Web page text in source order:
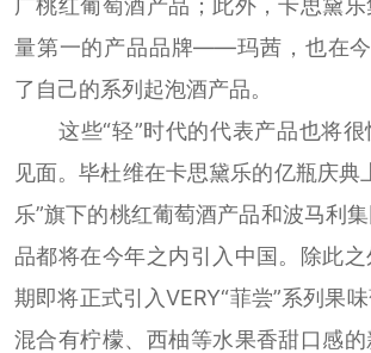
量第一的产品品牌——玛茜，也在
了自己的系列起泡酒产品。
这些“轻”时代的代表产品也将很
见面。毕杜维在卡思黛乐的亿瓶庆典
乐”旗下的桃红葡萄酒产品和波马利
品都将在今年之内引入中国。除此
期即将正式引入VERY“菲尝”系列果
混合有柠檬、西柚等水果香甜口感